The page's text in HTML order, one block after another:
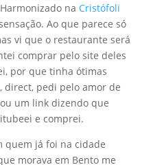
na Cristófoli
Ao que parece só
vi que o restaurante será
comprar pelo site deles
por que tinha ótimas
direct, pedi pelo amor de
um link dizendo que
e comprei.
quem já foi na cidade
morava em Bento me